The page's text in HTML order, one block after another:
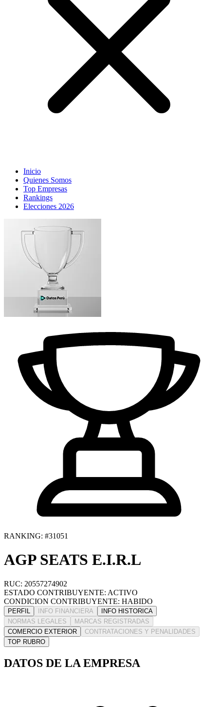
Inicio
Quienes Somos
Top Empresas
Rankings
Elecciones 2026
RANKING: #31051
AGP SEATS E.I.R.L
RUC: 20557274902
ESTADO CONTRIBUYENTE: ACTIVO
CONDICION CONTRIBUYENTE: HABIDO
PERFIL INFO FINANCIERA
INFO HISTORICA
NORMAS LEGALES
MARCAS REGISTRADAS
COMERCIO EXTERIOR
CONTRATACIONES Y PENALIDADES
TOP RUBRO
DATOS DE LA EMPRESA